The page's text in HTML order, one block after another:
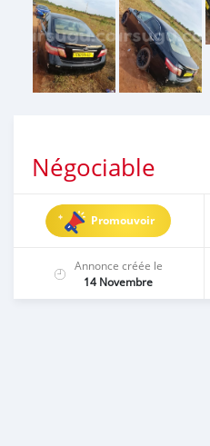
Négociable
Promouvoir
Annonce créée le
14 Novembre